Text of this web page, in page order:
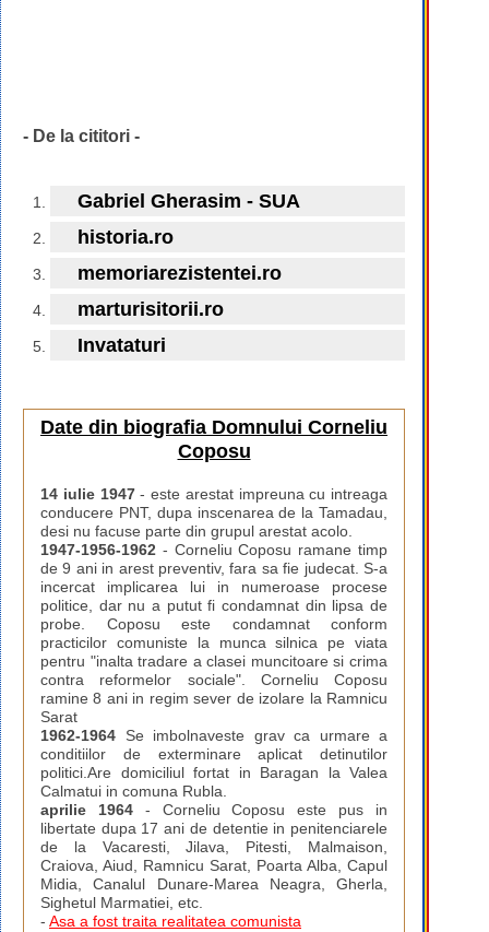
- De la cititori -
Gabriel Gherasim - SUA
historia.ro
memoriarezistentei.ro
marturisitorii.ro
Invataturi
Date din biografia Domnului Corneliu
Coposu
14 iulie 1947- este arestat impreuna cu intreaga
conducere PNT, dupa inscenarea de la Tamadau,
desi nu facuse parte din grupul arestat acolo.
1947-1956-1962 - Corneliu Coposu ramane timp
de 9 ani in arest preventiv, fara sa fie judecat. S-a
incercat implicarea lui in numeroase procese
politice, dar nu a putut fi condamnat din lipsa de
probe. Coposu este condamnat conform
practicilor comuniste la munca silnica pe viata
pentru "inalta tradare a clasei muncitoare si crima
contra reformelor sociale". Corneliu Coposu
ramine 8 ani in regim sever de izolare la Ramnicu
Sarat
1962-1964 Se imbolnaveste grav ca urmare a
conditiilor de exterminare aplicat detinutilor
politici.Are domiciliul fortat in Baragan la Valea
Calmatui in comuna Rubla.
aprilie 1964- Corneliu Coposu este pus in
libertate dupa 17 ani de detentie in penitenciarele
de la Vacaresti, Jilava, Pitesti, Malmaison,
Craiova, Aiud, Ramnicu Sarat, Poarta Alba, Capul
Midia, Canalul Dunare-Marea Neagra, Gherla,
Sighetul Marmatiei, etc.
- Asa a fost traita realitatea comunista